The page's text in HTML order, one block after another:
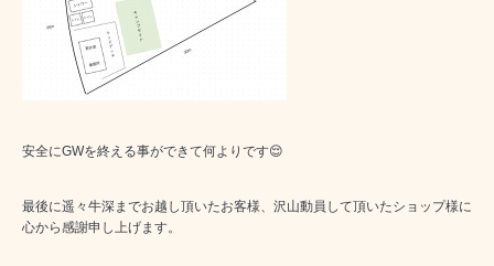
安全にGWを終える事ができて何よりです😌
最後に遥々牛深までお越し頂いたお客様、沢山動員して頂いたショップ様に
心から感謝申し上げます。